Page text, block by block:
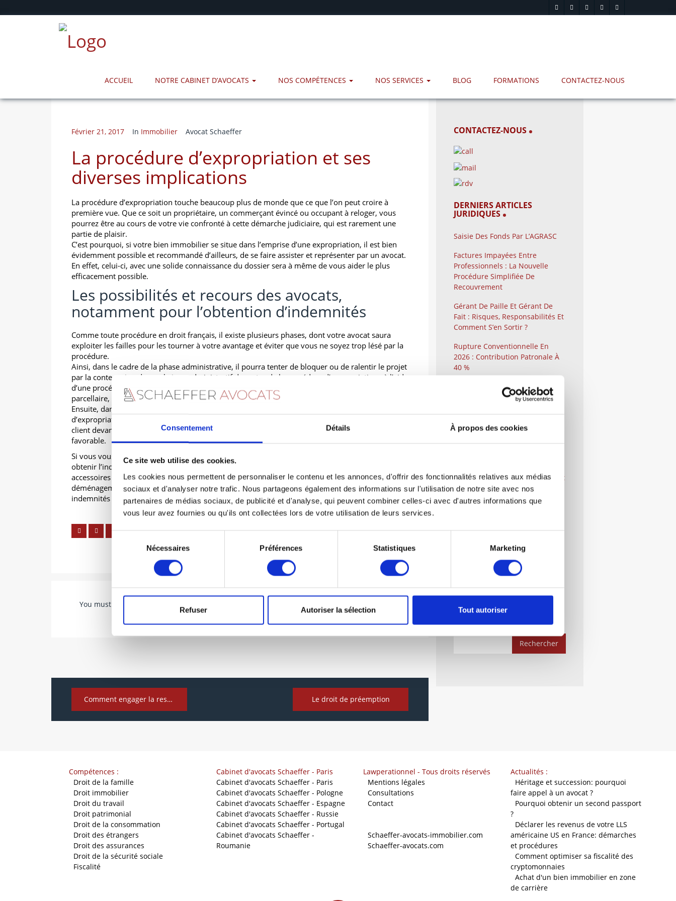
Consentement Détails À propos des cookies
Ce site web utilise des cookies.
Les cookies nous permettent de personnaliser le contenu et les annonces, d'offrir des fonctionnalités relatives aux médias
sociaux et d'analyser notre trafic. Nous partageons également des informations sur l'utilisation de notre site avec nos
partenaires de médias sociaux, de publicité et d'analyse, qui peuvent combiner celles-ci avec d'autres informations que
vous leur avez fournies ou qu'ils ont collectées lors de votre utilisation de leurs services.
Sélection
consentement
Nécessaires Préférences Statistiques Marketing
Refuser Autoriser la sélection Tout autoriser
ACCUEIL NOTRE CABINET D’AVOCATS NOS COMPÉTENCES NOS SERVICES BLOG FORMATIONS CONTACTEZ-NOUS
Février 21, 2017 In Immobilier Avocat Schaeffer
La procédure d’expropriation et ses
diverses implications
La procédure d’expropriation touche beaucoup plus de monde que ce que l’on peut croire à
première vue. Que ce soit un propriétaire, un commerçant évincé ou occupant à reloger, vous
pourrez être au cours de votre vie confronté à cette démarche judiciaire, qui est rarement une
partie de plaisir.
C’est pourquoi, si votre bien immobilier se situe dans l’emprise d’une expropriation, il est bien
évidemment possible et recommandé d’ailleurs, de se faire assister et représenter par un avocat.
En effet, celui-ci, avec une solide connaissance du dossier sera à même de vous aider le plus
efficacement possible.
Les possibilités et recours des avocats,
notamment pour l’obtention d’indemnités
Comme toute procédure en droit français, il existe plusieurs phases, dont votre avocat saura
exploiter les failles pour les tourner à votre avantage et éviter que vous ne soyez trop lésé par la
procédure.
Ainsi, dans le cadre de la phase administrative, il pourra tenter de bloquer ou de ralentir le projet
par la contestation devant le juge administratif des actes de la procédure d’expropriation : à l’aide
d’une procédure d’enquête publique, d’une déclaration d’utilité publique, d’une enquête
parcellaire, d’un arrêté de cessibilité…
Ensuite, dans le cadre de la phase judiciaire : en négociant le montant de l’indemnité
d’expropriation avec l’autorité expropriante ou, à défaut d’accord amiable, en représentant son
client devant le juge de l’expropriation aux fins d’obtenir l’indemnité d’expropriation la plus
favorable.
Si vous vous faites accompagner, vous mettez toutes les chances de votre côté pour, d’une part,
obtenir l’indemnité principale la plus élevée et, d’autre part, pour obtenir autant d’indemnités
accessoires que possible : relogement ou réimplantation d’un commerce, remploi, frais de
déménagement, frais de transfert d’activité et/ou pertes d’exploitation, perte de revenus locatifs,
indemnités de licenciement du personnel, etc.
You must be
Comment engager la responsabilité du rédacteur dans une lettre d’intention ? Le droit de préemption
CONTACTEZ-NOUS
DERNIERS ARTICLES
JURIDIQUES
Saisie Des Fonds Par L’AGRASC
Factures Impayées Entre
Professionnels : La Nouvelle
Procédure Simplifiée De
Recouvrement
Gérant De Paille Et Gérant De
Fait : Risques, Responsabilités Et
Comment S’en Sortir ?
Rupture Conventionnelle En
2026 : Contribution Patronale À
40 %
Comment Contester Un Refus,
Un Retrait Ou Un Retard De
Entreprise ?
Créer Une Société: Démarches Et
Documents Indispensables
Le Droit Administratif :
Indispensables
Rachat D’une Société En
Liquidation Judiciaire : Guide
Quelle Forme Juridique Choisir ?
EI, SARL, SAS, SCI…
Compétences :
Droit de la famille
Droit immobilier
Droit du travail
Droit patrimonial
Droit de la consommation
Droit des étrangers
Droit des assurances
Droit de la sécurité sociale
Fiscalité
Cabinet d'avocats Schaeffer - Paris
Cabinet d'avocats Schaeffer - Paris
Cabinet d'avocats Schaeffer - Pologne
Cabinet d'avocats Schaeffer - Espagne
Cabinet d'avocats Schaeffer - Russie
Cabinet d'avocats Schaeffer - Portugal
Cabinet d'avocats Schaeffer -
Roumanie
Lawperationnel - Tous droits réservés
Mentions légales
Consultations
Contact
Schaeffer-avocats-immobilier.com
Schaeffer-avocats.com
Actualités :
Héritage et succession: pourquoi
faire appel à un avocat ?
Pourquoi obtenir un second passport
?
Déclarer les revenus de votre LLS
américaine US en France: démarches
et procédures
Comment optimiser sa fiscalité des
cryptomonnaies
Achat d'un bien immobilier en zone
de carrière